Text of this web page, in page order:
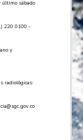
último sábado
220 0100 -
y
radiológicas: